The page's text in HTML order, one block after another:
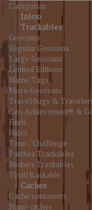
Categorias
Início
Trackables
Geocoins
Regular Geocoins
Large Geocoins
Limited Editions
Name Tags
Micro Geocoins
Travel bugs &
Geo Achievement® &
Finds
Hides
Time / Challenge
Patches Trackables
Stickers Trackables
Têxtil trackable
Caches
Cache containers
Nano caches